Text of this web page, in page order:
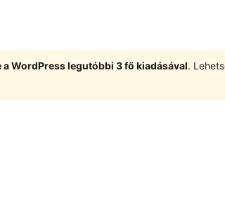
WordPress legutóbbi 3 fő kiadásával.